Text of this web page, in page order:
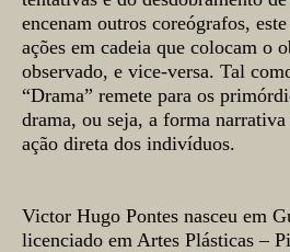
encenam outros coreógrafos,
ações em cadeia que colocam o
observado, e vice-versa. Tal
“Drama” remete para os
drama, ou seja, a forma
ação direta dos indivíduos.
Victor Hugo Pontes nasceu em
licenciado em Artes Plásticas –